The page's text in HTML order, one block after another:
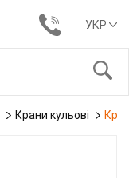
УКР
Крани кульові